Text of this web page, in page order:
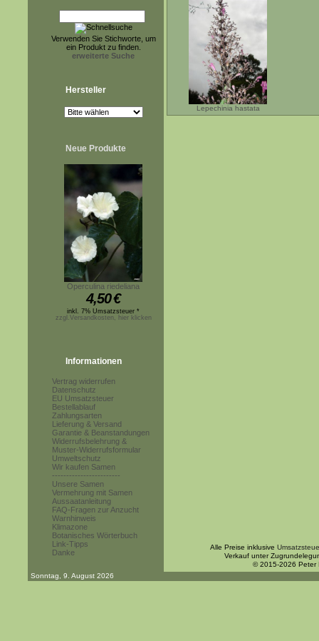
Verwenden Sie Stichworte, um
ein Produkt zu finden.
erweiterte Suche
Hersteller
Neue Produkte
Operculina riedeliana
4,50€
inkl. 7% Umsatzsteuer *
zzgl.Versandkosten, hier klicken
Informationen
Vertrag widerrufen
Datenschutz
EU Umsatzsteuer
Bestellablauf
Zahlungsarten
Lieferung & Versand
Garantie & Beanstandungen
Widerrufsbelehrung &
Muster-Widerrufsformular
Umweltschutz
Wir kaufen Samen
------------------------
Unsere Samen
Vermehrung mit Samen
Aussaatanleitung
FAQ-Fragen zur Anzucht
Warnhinweis
Klimazone
Botanisches Wörterbuch
Link-Tipps
Danke
Lepechinia hastata
Alle Preise inklusive
Verkauf unter
© 2015-2026 Peter
Sonntag, 9. August 2026